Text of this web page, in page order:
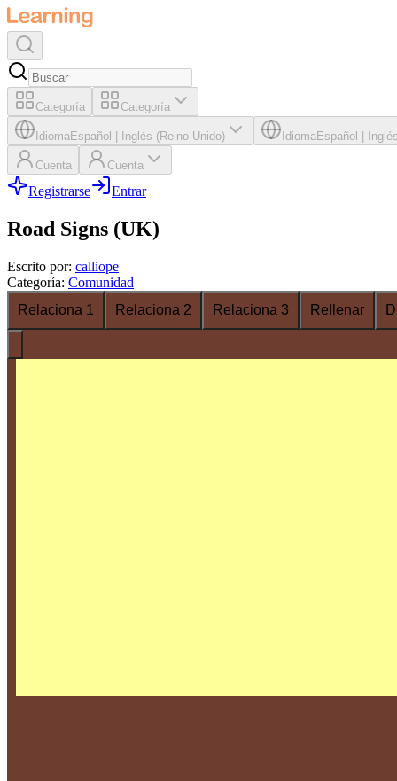
Categoría Categoría
IdiomaEspañol Inglés (Reino Unido) IdiomaEspañol
Cuenta Cuenta
Registrarse Entrar
Road Signs (UK)
Escrito por: calliope
Categoría: Comunidad
Relaciona 1
Relaciona 2 Relaciona 3 Rellenar